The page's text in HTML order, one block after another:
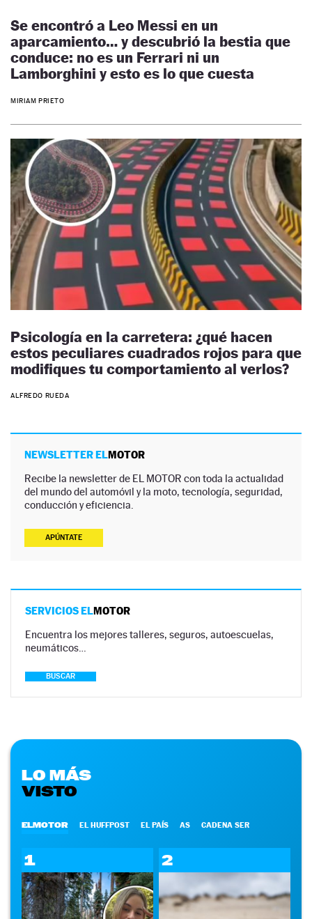
Se encontró a Leo Messi en un
aparcamiento… y descubrió la bestia que
conduce: no es un Ferrari ni un
Lamborghini y esto es lo que cuesta
MIRIAM PRIETO
Psicología en la carretera: ¿qué hacen
estos peculiares cuadrados rojos para que
modifiques tu comportamiento al verlos?
ALFREDO RUEDA
NEWSLETTER ELMOTOR
Recibe la newsletter de EL MOTOR con toda la actualidad
del mundo del automóvil y la moto, tecnología, seguridad,
conducción y eficiencia.
APÚNTATE
SERVICIOS ELMOTOR
Encuentra los mejores talleres, seguros, autoescuelas,
neumáticos…
BUSCAR
LO MÁS
VISTO
ELMOTOR EL HUFFPOST EL PAÍS AS CADENA SER
1 2